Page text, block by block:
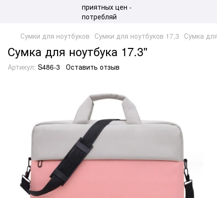
Сумки для ноутбуков Сумки для ноутбуков 17,3 Сумка
Сумка для ноутбука 17.3"
Артикул: S486-3 Оставить отзыв